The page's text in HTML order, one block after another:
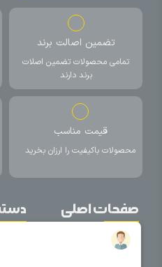
تضمین اصالت برند
تمامی محصولات تضمین اصلات
برند دارند
قیمت مناسب
محصولات باکیفیت را ارزان بخرید
صفحات اصلی
خانه